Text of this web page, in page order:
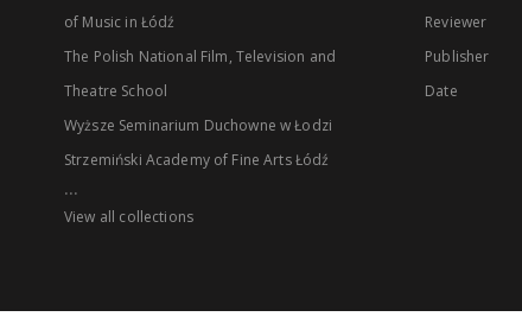
of Music in Łódź
The Polish National Film, Television and
Theatre School
Wyższe Seminarium Duchowne w Łodzi
Strzemiński Academy of Fine Arts Łódź
...
View all collections
Reviewer
Publisher
Date